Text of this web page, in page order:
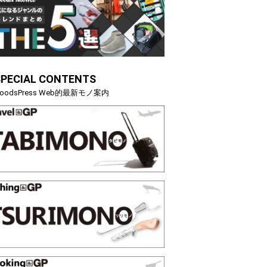
CONTENTS
Web的最新モノ案内